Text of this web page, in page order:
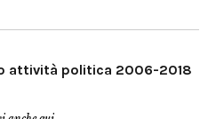
attività politica 2006-2018